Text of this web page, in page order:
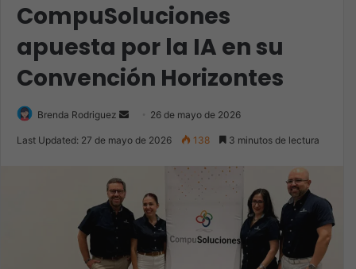
CompuSoluciones
apuesta por la IA en su
Convención Horizontes
Brenda Rodriguez
Send 26 de mayo de 2026
Last Updated: 27 de mayo de 2026 138 3 minutos de lectura